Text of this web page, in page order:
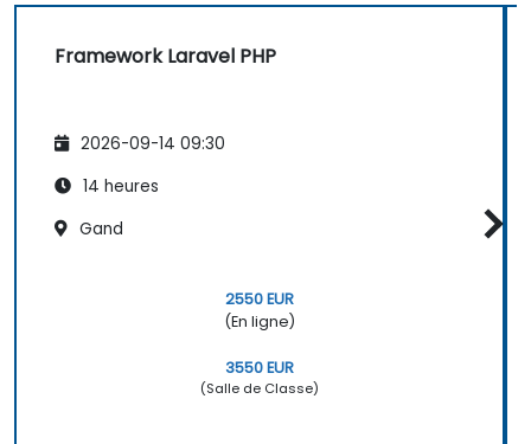
Framework Laravel PHP
2026-09-14 09:30
14 heures
Gand
2550 EUR
(En ligne)
3550 EUR
(Salle de Classe)